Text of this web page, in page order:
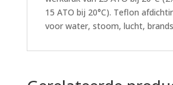
15 ATO bij 20°C). Teflon
voor water, stoom, lucht,